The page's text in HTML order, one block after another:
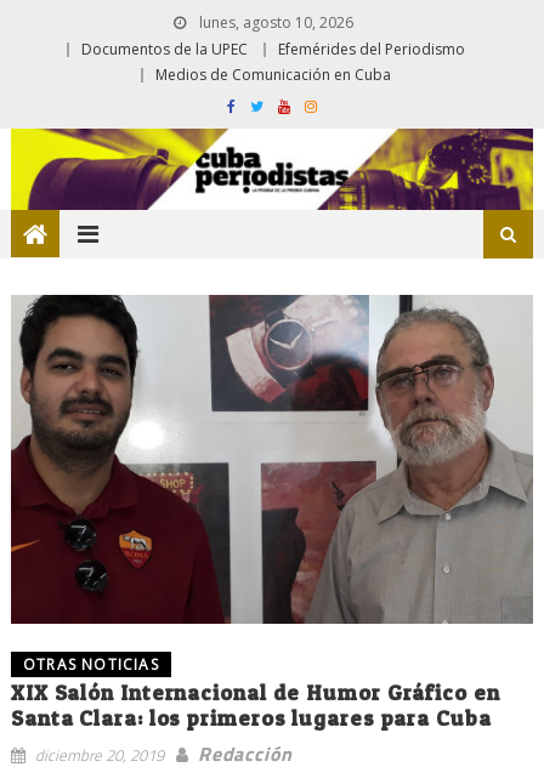
lunes, agosto 10, 2026
Documentos de la UPEC
Efemérides del Periodismo
Medios de Comunicación en Cuba
OTRAS NOTICIAS
XIX Salón Internacional de Humor Gráfico en
Santa Clara: los primeros lugares para Cuba
diciembre 20, 2019
Redacción